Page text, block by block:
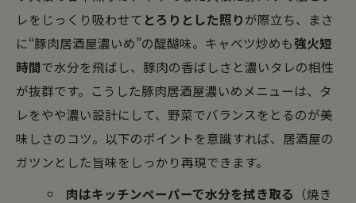
レをじっくり吸わせて とろりとした照りが際立ち、まさ
に“豚肉居酒屋濃いめ”の醍醐味。キャベツ炒めも強火短
時間で水分を飛ばし、豚肉の香ばしさと濃いタレの相性
が抜群です。こうした豚肉居酒屋濃いめメニューは、タ
レをやや濃い設計にして、野菜でバランスをとるのが美
味しさのコツ。以下のポイントを意識すれば、居酒屋の
ガツンとした旨味をしっかり再現できます。
肉はキッチンペーパーで水分を拭き取る （焼き